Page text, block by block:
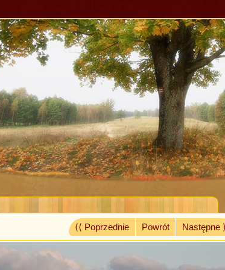
⟨⟨ Poprzednie Powrót Następne